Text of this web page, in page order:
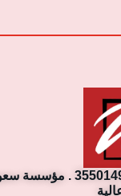
مؤسسة وصلت خير التجارية. رقم السجل التجاري: